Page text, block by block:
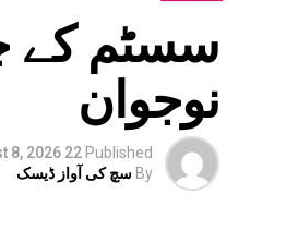
سسٹم کے
نوجوان
Published
22 hours ago
8, 2026
By سچ کی آواز ڈیسک